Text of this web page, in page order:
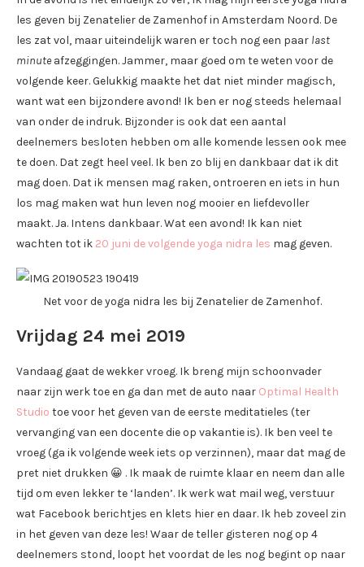
les geven bij Zenatelier de Zamenhof in Amsterdam Noord. De
les zat vol, maar uiteindelijk waren er toch nog een paar last
minuteafzeggingen. Jammer, maar goed om te weten voor de
volgende keer. Gelukkig maakte het dat niet minder magisch,
want wat een bijzondere avond! Ik ben er nog steeds helemaal
van onder de indruk. Bijzonder is ook dat een aantal
deelnemers besloten hebben om alle komende lessen ook mee
te doen. Dat zegt heel veel. Ik ben zo blij en dankbaar dat ik dit
mag doen. Dat ik mensen mag raken, ontroeren en iets in hun
los mag maken wat hun leven nog mooier en liefdevoller
maakt. Ja. Intens dankbaar. Wat een avond! Ik kan niet
wachten tot ik 20 juni de volgende yoga nidra les mag geven.
Net voor de yoga nidra les bij Zenatelier de Zamenhof.
Vrijdag 24 mei 2019
Vandaag gaat de wekker vroeg. Ik breng mijn schoonvader
naar zijn werk toe en ga dan met de auto naar Optimal Health
Studio toe voor het geven van de eerste meditatieles (ter
vervanging van een docente die op vakantie is). Ik ben veel te
vroeg (ga ik volgende week iets op verzinnen), maar dat mag de
pret niet drukken 😀 . Ik maak de ruimte klaar en neem dan alle
tijd om even lekker te ‘landen’. Ik werk wat mail weg, verstuur
wat Facebook berichtjes en klets hier en daar. Ik heb zoveel zin
in het geven van deze les! Waar de teller gisteren nog op 4
deelnemers stond, loopt het voordat de les nog begint op naar